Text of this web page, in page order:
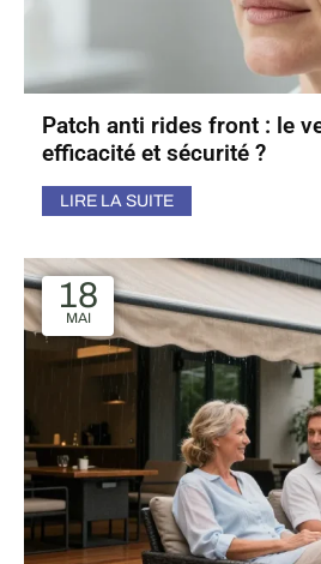
Patch anti rides front : le
efficacité et sécurité ?
LIRE LA SUITE
18
MAI